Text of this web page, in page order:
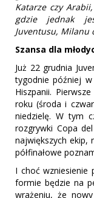
Katarze czy
gdzie jednak
Juventusu, Milanu
Szansa dla
Już 22 grudnia
tygodnie później
Hiszpanii.
roku (środa i
niedzielę. W tym
rozgrywki Copa
największych ekip,
półfinałowe
I choć wzniesienie
formie będzie na
wrażeniu, że